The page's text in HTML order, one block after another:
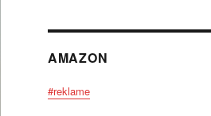
AMAZON
#reklame